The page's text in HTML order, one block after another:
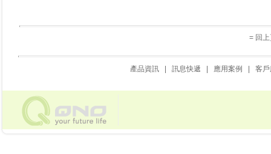
= 回
產品資訊 訊息快遞 應用案例 客